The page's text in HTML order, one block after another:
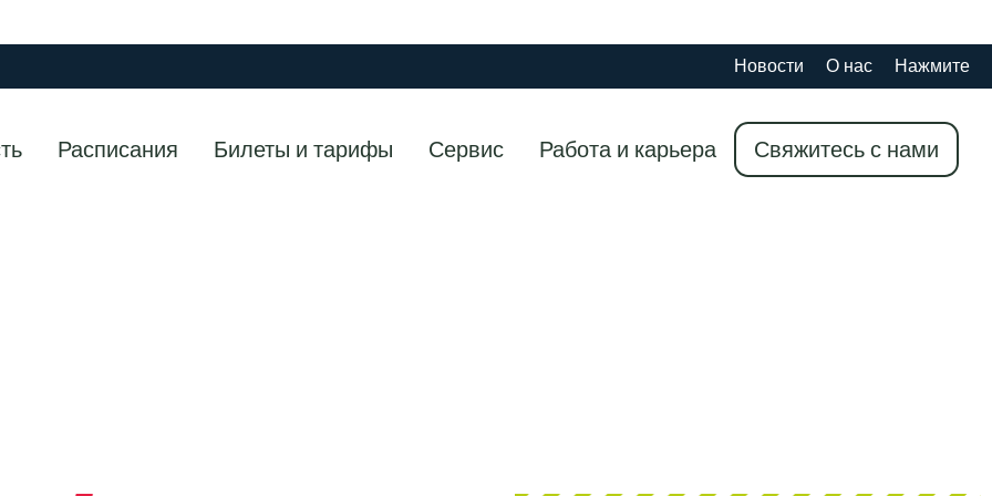
Новости О нас Нажмите
Расписания Билеты и тарифы Сервис Работа и карьера Свяжитесь с нами